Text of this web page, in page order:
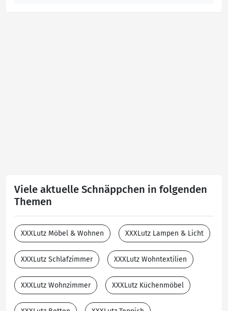
Viele aktuelle Schnäppchen in folgenden
Themen
XXXLutz Möbel & Wohnen XXXLutz Lampen & Licht
XXXLutz Schlafzimmer XXXLutz Wohntextilien
XXXLutz Wohnzimmer XXXLutz Küchenmöbel